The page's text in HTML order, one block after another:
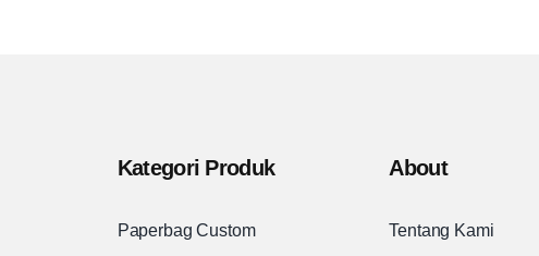
Kategori Produk
Paperbag Custom
About
Tentang Kami